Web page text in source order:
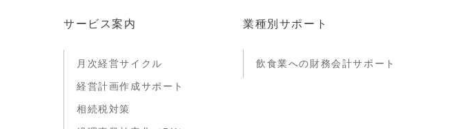
サービス案内
月次経営サイクル
経営計画作成サポート
相続税対策
業種別サポート
飲食業への財務会計サポート